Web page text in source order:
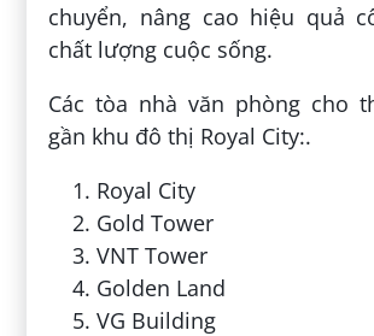
chuyển, nâng cao hiệu quả
chất lượng cuộc sống.
Các tòa nhà văn phòng cho
gần khu đô thị Royal City:.
Royal City
Gold Tower
VNT Tower
Golden Land
VG Building